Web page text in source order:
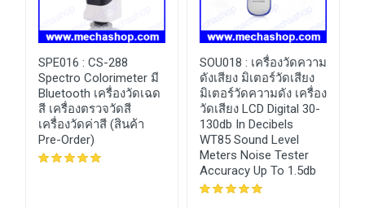
SPE016 : CS-288
Spectro Colorimeter มี
Bluetooth เครื่องวัดเฉด
สี เครื่องตรวจวัดสี
เครื่องวัดค่าสี (สินค้า
Pre-Order)
SOU018 : เครื่องวัดความ
ดังเสียง มิเตอร์วัดเสียง
มิเตอร์วัดความดัง เครื่อง
วัดเสียง LCD Digital 30-
130db In Decibels
WT85 Sound Level
Meters Noise Tester
Accuracy Up To 1.5db